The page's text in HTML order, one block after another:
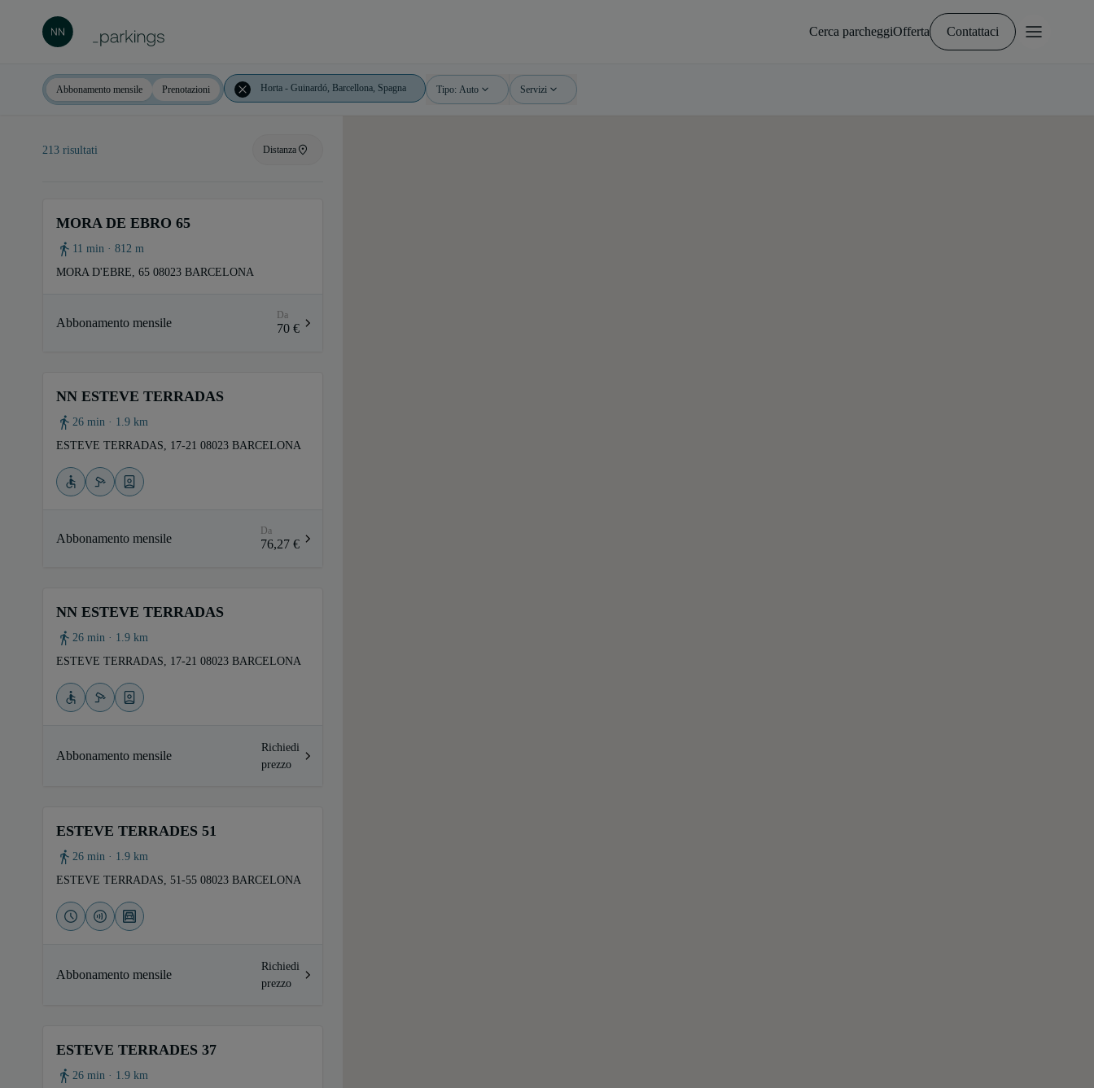
Cerca parcheggiOfferta Contattaci
Abbonamento mensile Prenotazioni Tipo: Auto Servizi
213 risultati Distanza
MORA DE EBRO 65
11 min · 812 m
MORA D'EBRE, 65 08023 BARCELONA
Abbonamento mensile
Da
70 €
NN ESTEVE TERRADAS
26 min · 1.9 km
ESTEVE TERRADAS, 17-21 08023 BARCELONA
Abbonamento mensile
Da
76,27 €
NN ESTEVE TERRADAS
26 min · 1.9 km
ESTEVE TERRADAS, 17-21 08023 BARCELONA
Abbonamento mensile
Richiedi
prezzo
ESTEVE TERRADES 51
26 min · 1.9 km
ESTEVE TERRADAS, 51-55 08023 BARCELONA
Abbonamento mensile
Richiedi
prezzo
ESTEVE TERRADES 37
26 min · 1.9 km